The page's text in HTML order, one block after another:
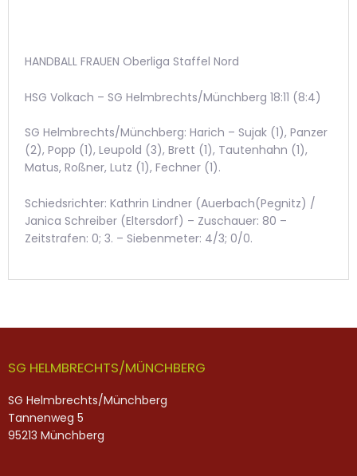
HANDBALL FRAUEN Oberliga Staffel Nord
HSG Volkach – SG Helmbrechts/Münchberg 18:11 (8:4)
SG Helmbrechts/Münchberg: Harich – Sujak (1), Panzer
(2), Popp (1), Leupold (3), Brett (1), Tautenhahn (1),
Matus, Roßner, Lutz (1), Fechner (1).
Schiedsrichter: Kathrin Lindner (Auerbach(Pegnitz) /
Janica Schreiber (Eltersdorf) – Zuschauer: 80 –
Zeitstrafen: 0; 3. – Siebenmeter: 4/3; 0/0.
SG HELMBRECHTS/MÜNCHBERG
SG Helmbrechts/Münchberg
Tannenweg 5
95213 Münchberg